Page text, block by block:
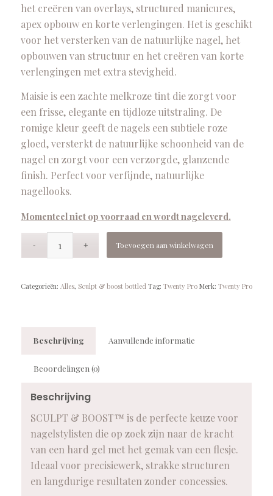
het creëren van overlays, structured manicures,
apex opbouw en korte verlengingen. Het is geschikt
voor het versterken van de natuurlijke nagel, het
opbouwen van structuur en het creëren van korte
verlengingen met extra stevigheid.
Maisie is een zachte melkroze tint die zorgt voor
een frisse, elegante en tijdloze uitstraling. De
romige kleur geeft de nagels een subtiele roze
gloed, versterkt de natuurlijke schoonheid van de
nagel en zorgt voor een verzorgde, glanzende
finish. Perfect voor verfijnde, natuurlijke
nagellooks.
Momenteel niet op voorraad en wordt nageleverd.
Toevoegen aan winkelwagen
Categorieën: Alles, Sculpt & boost bottled Tag: Twenty Pro Merk: Twenty Pro
Beschrijving Aanvullende informatie
Beoordelingen (0)
Beschrijving
SCULPT & BOOST™ is de perfecte keuze voor
nagelstylisten die op zoek zijn naar de kracht
van een hard gel met het gemak van een flesje.
Ideaal voor precisiewerk, strakke structuren
en langdurige resultaten zonder concessies.